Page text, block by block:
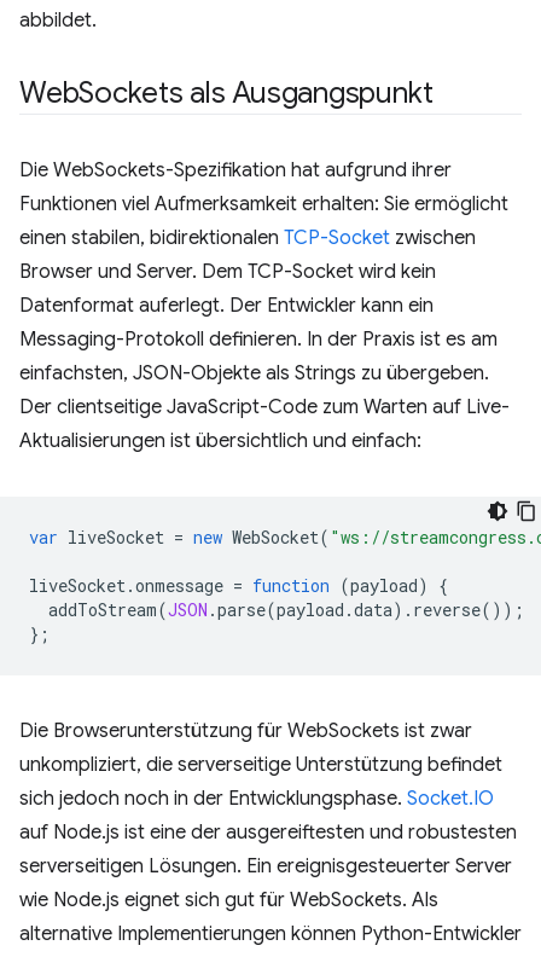
abbildet.
WebSockets als Ausgangspunkt
Die WebSockets-Spezifikation hat aufgrund ihrer
Funktionen viel Aufmerksamkeit erhalten: Sie ermöglicht
einen stabilen, bidirektionalen TCP-Socket zwischen
Browser und Server. Dem TCP-Socket wird kein
Datenformat auferlegt. Der Entwickler kann ein
Messaging-Protokoll definieren. In der Praxis ist es am
einfachsten, JSON-Objekte als Strings zu übergeben.
Der clientseitige JavaScript-Code zum Warten auf Live-
Aktualisierungen ist übersichtlich und einfach:
var liveSocket = new WebSocket( "ws://
liveSocket.onmessage = function (payload)
{
addToStream(JSON .parse(payload .data). reverse());
};
Die Browserunterstützung für WebSockets ist zwar
unkompliziert, die serverseitige Unterstützung befindet
sich jedoch noch in der Entwicklungsphase. Socket.IO
auf Node.js ist eine der ausgereiftesten und robustesten
serverseitigen Lösungen. Ein ereignisgesteuerter Server
wie Node.js eignet sich gut für WebSockets. Als
alternative Implementierungen können Python-Entwickler